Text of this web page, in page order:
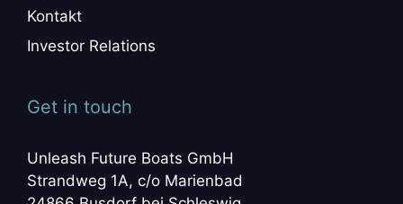
Kontakt
Investor Relations
Get in touch
Unleash Future Boats GmbH
Strandweg 1A, c/o Marienbad